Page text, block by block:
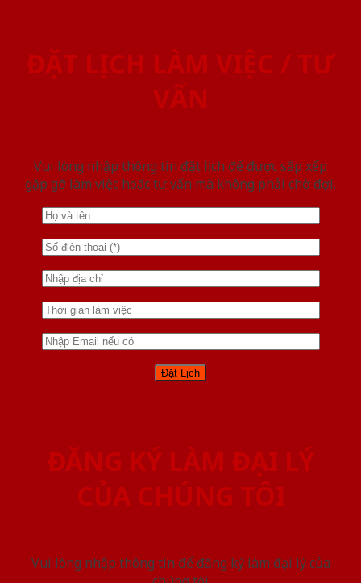
ĐẶT LỊCH LÀM VIỆC / TƯ
VẤN
Vui lòng nhập thông tin đặt lịch để được sắp xếp
gặp gỡ làm việc hoăc tư vấn mà không phải chờ đợi.
ĐĂNG KÝ LÀM ĐẠI LÝ
CỦA CHÚNG TÔI
Vui lòng nhập thông tin để đăng ký làm đại lý của